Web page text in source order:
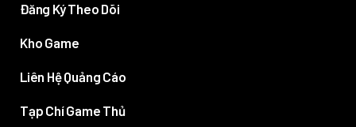
Đăng Ký Theo Dõi
Kho Game
Liên Hệ Quảng Cáo
Tạp Chí Game Thủ